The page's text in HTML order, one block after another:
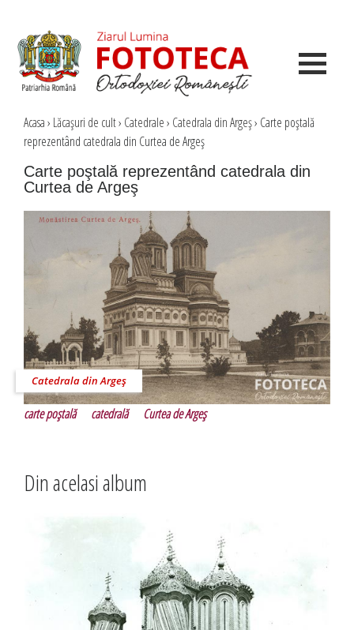
Acasa› Lăcaşuri de cult› Catedrale› Catedrala din Argeş› Carte poştală
reprezentând catedrala din Curtea de Argeş
Carte poştală reprezentând catedrala din
Curtea de Argeş
Catedrala din Argeş
carte poştală catedrală Curtea de Argeş
Din acelasi album